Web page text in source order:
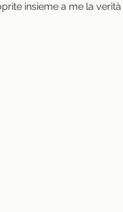
insieme a me la